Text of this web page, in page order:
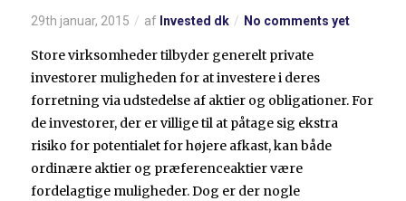
29th januar, 2015 af Invested dk No comments yet
Store virksomheder tilbyder generelt private
investorer muligheden for at investere i deres
forretning via udstedelse af aktier og obligationer. For
de investorer, der er villige til at påtage sig ekstra
risiko for potentialet for højere afkast, kan både
ordinære aktier og præferenceaktier være
fordelagtige muligheder. Dog er der nogle